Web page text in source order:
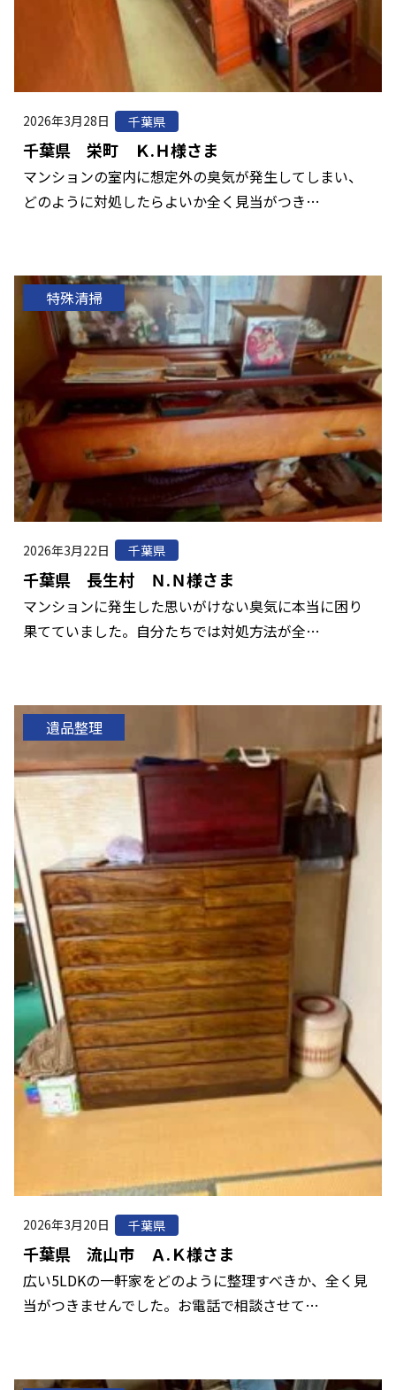
2026年3月28日 千葉県
千葉県 栄町 Ｋ.Ｈ様さま
マンションの室内に想定外の臭気が発生してしまい、
どのように対処したらよいか全く見当がつき…
特殊清掃
2026年3月22日 千葉県
千葉県 長生村 Ｎ.Ｎ様さま
マンションに発生した思いがけない臭気に本当に困り
果てていました。自分たちでは対処方法が全…
遺品整理
2026年3月20日 千葉県
千葉県 流山市 Ａ.Ｋ様さま
広い5LDKの一軒家をどのように整理すべきか、全く見
当がつきませんでした。お電話で相談させて…